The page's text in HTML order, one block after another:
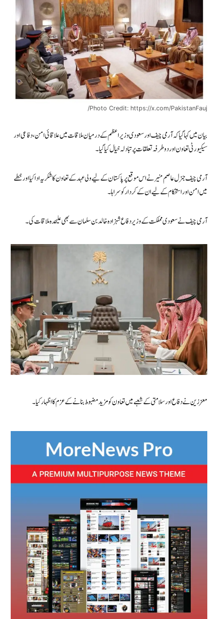
Photo Credit: https://x.com/PakistanFauj/
بیان میں کہا گیا کہ آرمی چیف اور سعودی وزیراعظم کے درمیان ملاقات میں علاقائی امن، دفاعی اور
سیکیورٹی تعاون اور دو طرفہ تعلقات پر تبادلہ خیال کیا گیا۔
آرمی چیف جنرل عاصم منیر نے اس موقع پر پاکستان کے لیے ولی عہد کے تعاون کا شکریہ ادا کیا اور خطے
میں امن اور استحکام کے لیے ان کے کردار کو سراہا۔
آرمی چیف نے سعودی مملکت کے وزیر دفاع شہزادہ خالد بن سلمان سے بھی علیحدہ ملاقات کی۔
معززین نے دفاع اور سلامتی کے شعبے میں تعاون کو مزید مضبوط بنانے کے عزم کا اظہار کیا۔